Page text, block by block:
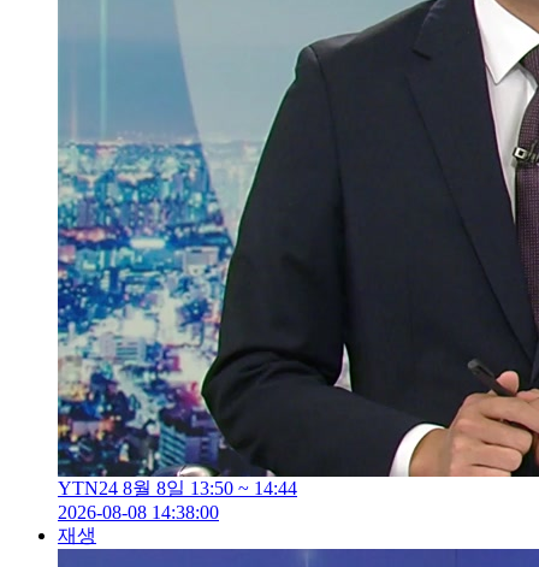
YTN24 8월 8일 13:50 ~ 14:44
2026-08-08 14:38:00
재생